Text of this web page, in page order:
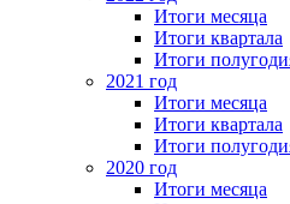
Итоги месяца
Итоги квартала
Итоги
2021 год
Итоги месяца
Итоги квартала
Итоги
2020 год
Итоги месяца